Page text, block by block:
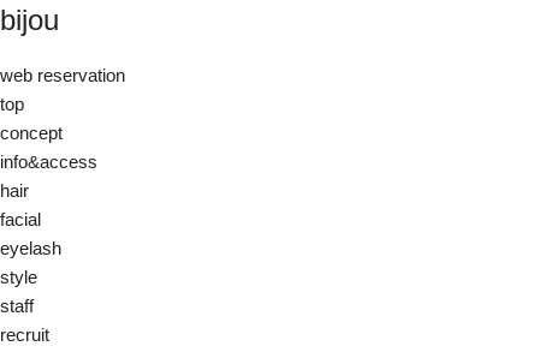
bijou
web reservation
top
concept
info&access
hair
facial
eyelash
style
staff
recruit